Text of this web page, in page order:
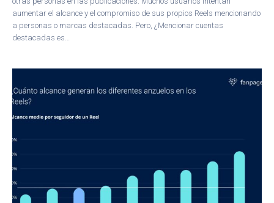
aumentar el alcance y el compromiso de sus propios Reels mencionando
a personas o marcas destacadas. Pero, ¿Mencionar cuentas
destacadas es…